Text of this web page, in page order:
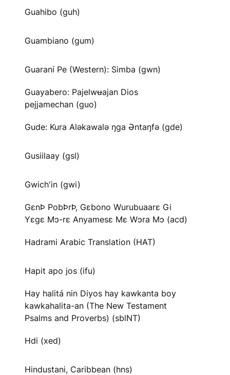
Guahibo (guh)
Guambiano (gum)
Guaraní Pe (Western): Simba (gwn)
Guayabero: Pajelwʉajan Dios
pejjamechan (guo)
Gude: Kura Aləkawalə ŋga Əntaŋfə (gde)
Gusiilaay (gsl)
Gwich'in (gwi)
GɛnÞ PobÞrÞ, Gɛbono Wurubuaarɛ Gi
Yɛgɛ Mɔ-rɛ Anyamesɛ Mɛ Wɔra Mɔ (acd)
Hadrami Arabic Translation (HAT)
Hapit apo jos (ifu)
Hay halitá nin Diyos hay kawkanta boy
kawkahalita-an (The New Testament
Psalms and Proverbs) (sblNT)
Hdi (xed)
Hindustani, Caribbean (hns)